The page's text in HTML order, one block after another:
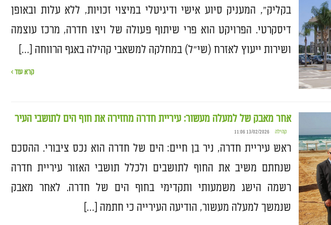
בקליק”, המעניק סיוע אישי ודיגיטלי במיצוי זכויות, ללא עלות ובאופן
דיסקרטי. הפרויקט הוא פרי שיתוף פעולה של ויצו חדרה, מרכז עוצמה
ושירות ייעוץ לאזרח (שי״ל) במחלקה למשאבי קהילה באגף הרווחה […]
קרא עוד ›
אחר מאבק של למעלה מעשור: עיריית חדרה מחזירה את חוף הים לתושבי העיר
קהילה 13/02/2026 11:06
ראש עיריית חדרה, ניר בן חיים: הים של חדרה הוא נכס ציבורי. ההסכם
שנחתם משיב את החוף לתושבים ולכלל תושבי האזור עיריית חדרה
רשמה הישג משמעותי ותקדימי בחוף הים של חדרה. לאחר מאבק
שנמשך למעלה מעשור, הודיעה העירייה כי חתמה […]